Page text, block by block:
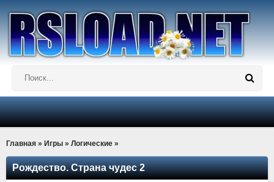
Главная » Игры » Логические »
Рождество. Страна чудес 2